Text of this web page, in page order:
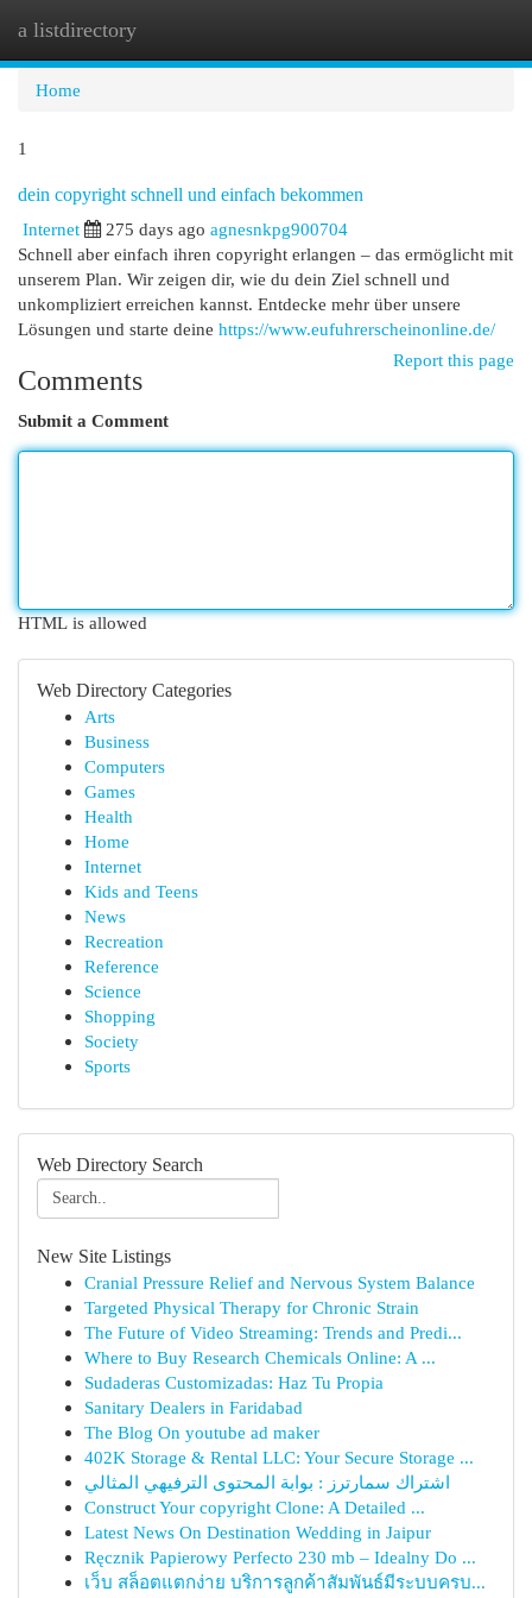
a listdirectory
Home
1
dein copyright schnell und einfach bekommen
Internet
275 days ago agnesnkpg900704
Schnell aber einfach ihren copyright erlangen – das ermöglicht mit
unserem Plan. Wir zeigen dir, wie du dein Ziel schnell und
unkompliziert erreichen kannst. Entdecke mehr über unsere
Lösungen und starte deine https://www.eufuhrerscheinonline.de/
Report this page
Comments
Submit a Comment
HTML is allowed
Web Directory Categories
Arts
Business
Computers
Games
Health
Home
Internet
Kids and Teens
News
Recreation
Reference
Science
Shopping
Society
Sports
Web Directory Search
New Site Listings
Cranial Pressure Relief and Nervous System Balance
Targeted Physical Therapy for Chronic Strain
The Future of Video Streaming: Trends and Predi...
Where to Buy Research Chemicals Online: A ...
Sudaderas Customizadas: Haz Tu Propia
Sanitary Dealers in Faridabad
The Blog On youtube ad maker
402K Storage & Rental LLC: Your Secure Storage ...
اشتراك سمارترز : بوابة المحتوى الترفيهي المثالي
Construct Your copyright Clone: A Detailed ...
Latest News On Destination Wedding in Jaipur
Ręcznik Papierowy Perfecto 230 mb – Idealny Do ...
เว็บ สล็อตแตกง่าย บริการลูกค้าสัมพันธ์มีระบบครบ...